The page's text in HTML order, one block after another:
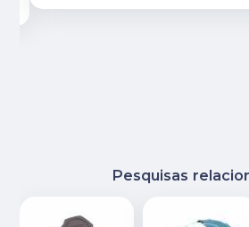
Pesquisas